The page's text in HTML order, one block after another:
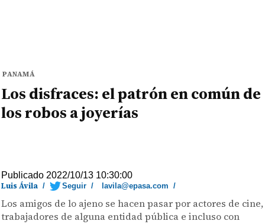
PANAMÁ
Los disfraces: el patrón en común de
los robos a joyerías
Publicado 2022/10/13 10:30:00
Luis Ávila / Seguir / lavila@epasa.com /
Los amigos de lo ajeno se hacen pasar por actores de cine,
trabajadores de alguna entidad pública e incluso con